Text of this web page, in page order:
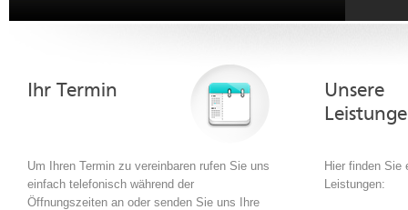
Ihr Termin
Um Ihren Termin zu vereinbaren rufen Sie uns
einfach telefonisch während der
Öffnungszeiten an oder senden Sie uns Ihre
Unsere
Hier finden Sie
Leistungen: